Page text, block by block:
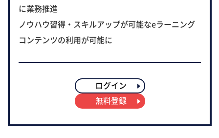
に業務推進
ノウハウ習得・スキルアップが可能なeラーニング
コンテンツの利用が可能に
ログイン
無料登録